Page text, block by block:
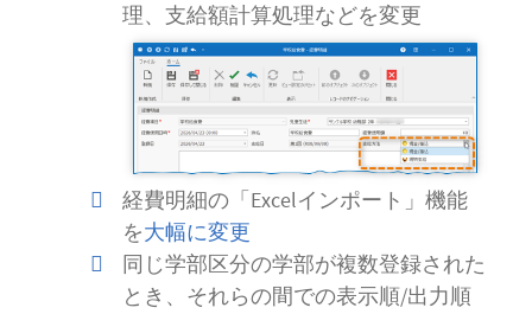
理、支給額計算処理などを変更
経費明細の「Excelインポート」機能
を大幅に変更
同じ学部区分の学部が複数登録された
とき、それらの間での表示順/出力順